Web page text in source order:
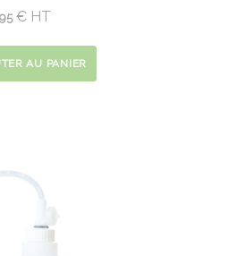
95 € HT
AU PANIER